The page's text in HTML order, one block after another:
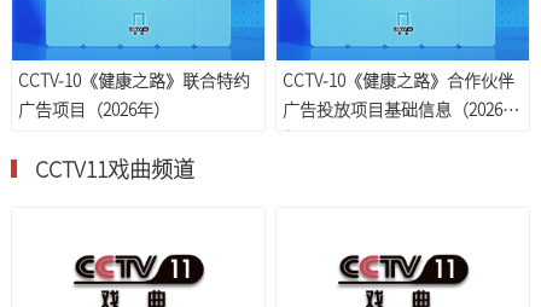
CCTV-10《健康之路》联合特约
广告项目（2026年）
CCTV-10《健康之路》合作伙伴
广告投放项目基础信息（2026
CCTV11戏曲频道